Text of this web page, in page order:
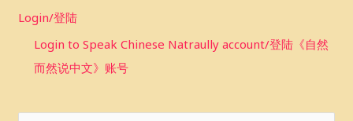
Login/登陆
Login to Speak Chinese Natraully account/登陆《自然
而然说中文》账号